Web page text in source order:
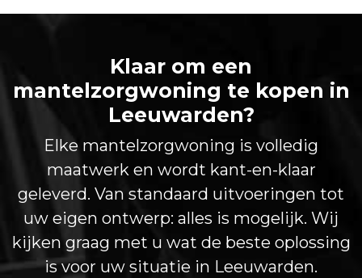
Klaar om een
mantelzorgwoning te kopen in
Leeuwarden?
Elke mantelzorgwoning is volledig
maatwerk en wordt kant-en-klaar
geleverd. Van standaard uitvoeringen tot
uw eigen ontwerp: alles is mogelijk. Wij
kijken graag met u wat de beste oplossing
is voor uw situatie in Leeuwarden.